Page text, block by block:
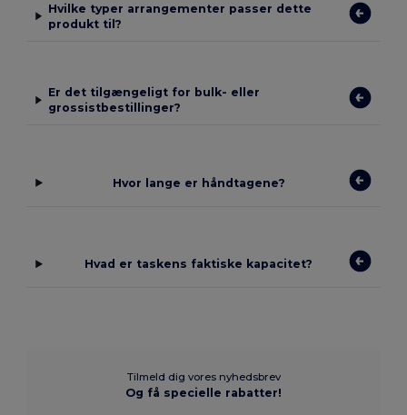
Hvilke typer arrangementer passer dette
produkt til?
Er det tilgængeligt for bulk- eller
grossistbestillinger?
Hvor lange er håndtagene?
Hvad er taskens faktiske kapacitet?
Tilmeld dig vores nyhedsbrev
Og få specielle rabatter!